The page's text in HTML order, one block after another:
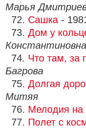
Марья
72. Сашка -
73. Дом у
Константиновна
74. Что там, за
Багрова
75. Долгая
Митяя
76. Мелодия на
77. Полет с